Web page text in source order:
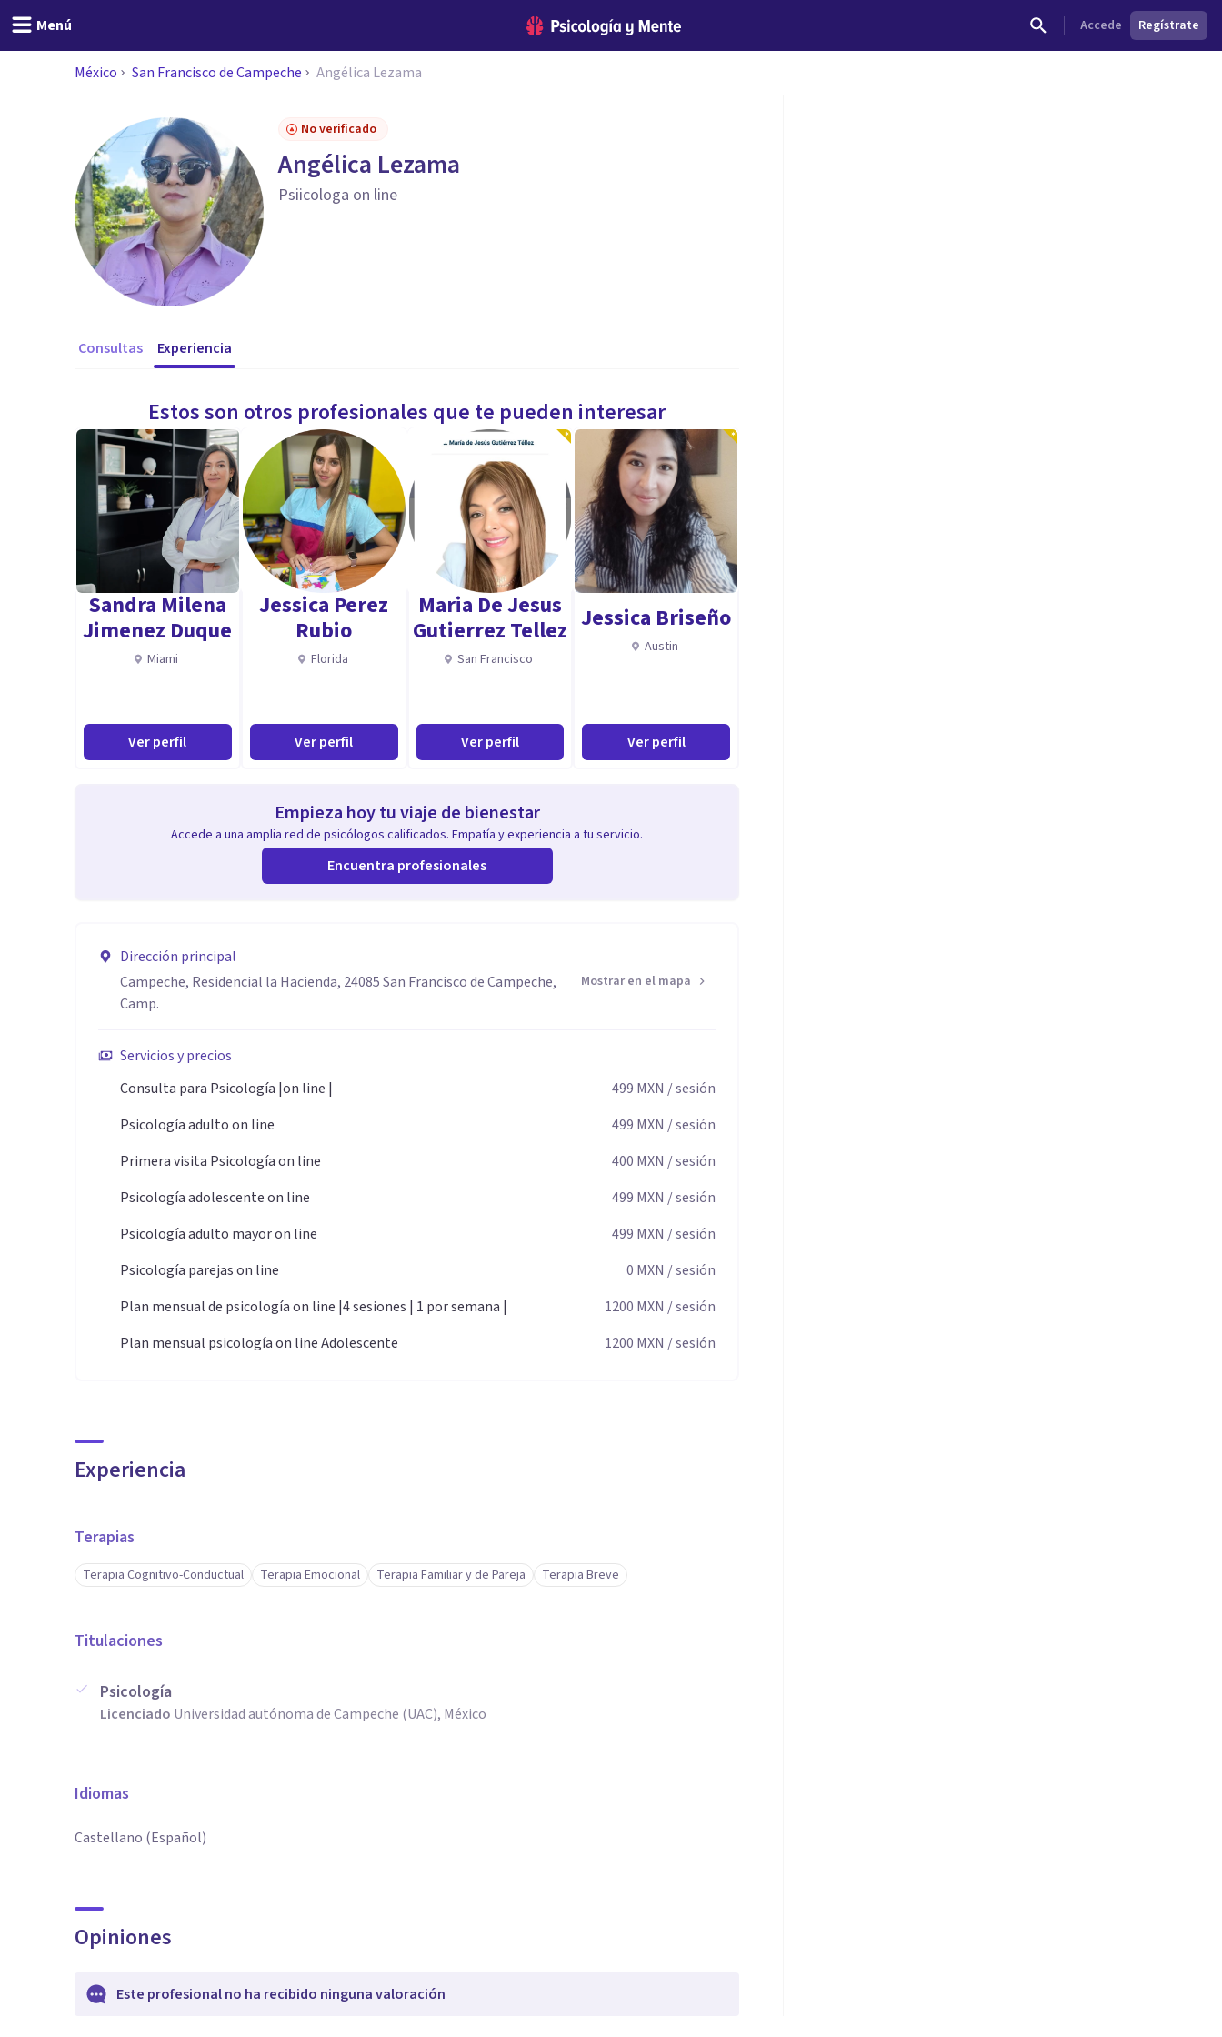
Menú Accede Regístrate
México San Francisco de Campeche Angélica Lezama
No verificado
Angélica Lezama
Psiicologa on line
Consultas Experiencia
Estos son otros profesionales que te pueden interesar
Sandra Milena
Jimenez Duque
Miami
Ver perfil
Jessica Perez
Rubio
Florida
Ver perfil
Maria De Jesus
Gutierrez Tellez
San Francisco
Ver perfil
Jessica Briseño
Austin
Ver perfil
Empieza hoy tu viaje de bienestar
Accede a una amplia red de psicólogos calificados. Empatía y experiencia a tu servicio.
Encuentra profesionales
Dirección principal
Campeche, Residencial la Hacienda, 24085 San Francisco de Campeche,
Camp.
Mostrar en el mapa
Servicios y precios
Consulta para Psicología |on line |
499 MXN / sesión
Psicología adulto on line
499 MXN / sesión
Primera visita Psicología on line
400 MXN / sesión
Psicología adolescente on line
499 MXN / sesión
Psicología adulto mayor on line
499 MXN / sesión
Psicología parejas on line
0 MXN / sesión
Plan mensual de psicología on line |4 sesiones | 1 por semana |
1200 MXN / sesión
Plan mensual psicología on line Adolescente
1200 MXN / sesión
Experiencia
Terapias
Terapia Cognitivo-Conductual Terapia Emocional Terapia Familiar y de Pareja Terapia Breve
Titulaciones
Psicología
Licenciado Universidad autónoma de Campeche (UAC), México
Idiomas
Castellano (Español)
Opiniones
Este profesional no ha recibido ninguna valoración